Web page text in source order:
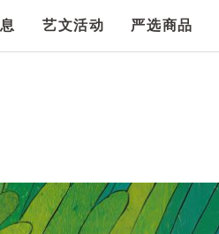
艺文活动 严选商品